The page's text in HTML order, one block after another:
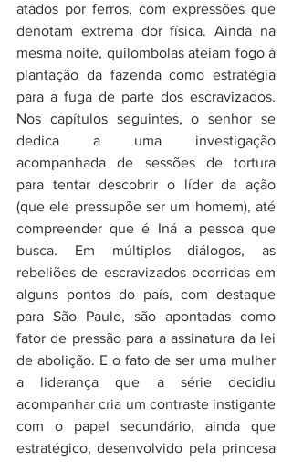
atados por ferros, com expressões que
denotam extrema dor física. Ainda na
mesma noite, quilombolas ateiam fogo à
plantação da fazenda como estratégia
para a fuga de parte dos escravizados.
Nos capítulos seguintes, o senhor se
dedica a uma investigação
acompanhada de sessões de tortura
para tentar descobrir o líder da ação
(que ele pressupõe ser um homem), até
compreender que é Iná a pessoa que
busca. Em múltiplos diálogos, as
rebeliões de escravizados ocorridas em
alguns pontos do país, com destaque
para São Paulo, são apontadas como
fator de pressão para a assinatura da lei
de abolição. E o fato de ser uma mulher
a liderança que a série decidiu
acompanhar cria um contraste instigante
com o papel secundário, ainda que
estratégico, desenvolvido pela princesa